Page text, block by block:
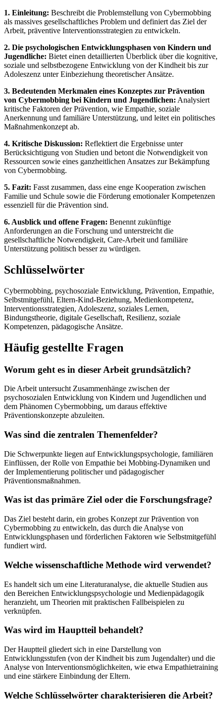
1. Einleitung: Beschreibt die Problemstellung von Cybermobbing
als massives gesellschaftliches Problem und definiert das Ziel der
Arbeit, präventive Interventionsstrategien zu entwickeln.
2. Die psychologischen Entwicklungsphasen von Kindern und
Jugendliche: Bietet einen detaillierten Überblick über die kognitive,
soziale und selbstbezogene Entwicklung von der Kindheit bis zur
Adoleszenz unter Einbeziehung theoretischer Ansätze.
3. Bedeutenden Merkmalen eines Konzeptes zur Prävention
von Cybermobbing bei Kindern und Jugendlichen: Analysiert
kritische Faktoren der Prävention, wie Empathie, soziale
Anerkennung und familiäre Unterstützung, und leitet ein politisches
Maßnahmenkonzept ab.
4. Kritische Diskussion: Reflektiert die Ergebnisse unter
Berücksichtigung von Studien und betont die Notwendigkeit von
Ressourcen sowie eines ganzheitlichen Ansatzes zur Bekämpfung
von Cybermobbing.
5. Fazit: Fasst zusammen, dass eine enge Kooperation zwischen
Familie und Schule sowie die Förderung emotionaler Kompetenzen
essenziell für die Prävention sind.
6. Ausblick und offene Fragen: Benennt zukünftige
Anforderungen an die Forschung und unterstreicht die
gesellschaftliche Notwendigkeit, Care-Arbeit und familiäre
Unterstützung politisch besser zu würdigen.
Schlüsselwörter
Cybermobbing, psychosoziale Entwicklung, Prävention, Empathie,
Selbstmitgefühl, Eltern-Kind-Beziehung, Medienkompetenz,
Interventionsstrategien, Adoleszenz, soziales Lernen,
Bindungstheorie, digitale Gesellschaft, Resilienz, soziale
Kompetenzen, pädagogische Ansätze.
Häufig gestellte Fragen
Worum geht es in dieser Arbeit grundsätzlich?
Die Arbeit untersucht Zusammenhänge zwischen der
psychosozialen Entwicklung von Kindern und Jugendlichen und
dem Phänomen Cybermobbing, um daraus effektive
Präventionskonzepte abzuleiten.
Was sind die zentralen Themenfelder?
Die Schwerpunkte liegen auf Entwicklungspsychologie, familiären
Einflüssen, der Rolle von Empathie bei Mobbing-Dynamiken und
der Implementierung politischer und pädagogischer
Präventionsmaßnahmen.
Was ist das primäre Ziel oder die Forschungsfrage?
Das Ziel besteht darin, ein grobes Konzept zur Prävention von
Cybermobbing zu entwickeln, das durch die Analyse von
Entwicklungsphasen und förderlichen Faktoren wie Selbstmitgefühl
fundiert wird.
Welche wissenschaftliche Methode wird verwendet?
Es handelt sich um eine Literaturanalyse, die aktuelle Studien aus
den Bereichen Entwicklungspsychologie und Medienpädagogik
heranzieht, um Theorien mit praktischen Fallbeispielen zu
verknüpfen.
Was wird im Hauptteil behandelt?
Der Hauptteil gliedert sich in eine Darstellung von
Entwicklungsstufen (von der Kindheit bis zum Jugendalter) und die
Analyse von Interventionsmöglichkeiten, wie etwa Empathietraining
und eine stärkere Einbindung der Eltern.
Welche Schlüsselwörter charakterisieren die Arbeit?